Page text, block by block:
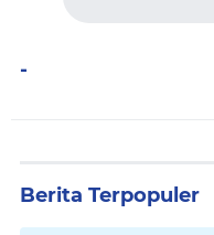
-
Berita Terpopuler